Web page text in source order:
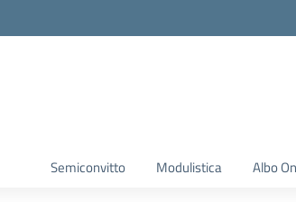
Semiconvitto Modulistica Albo